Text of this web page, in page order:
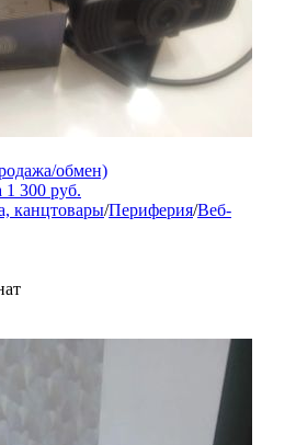
обмен)
1 300 руб.
канцтовары/Периферия/Веб-